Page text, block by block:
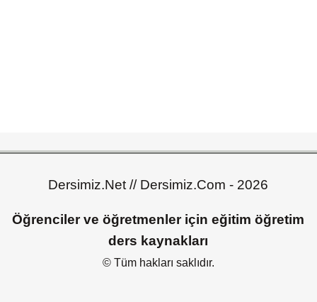
Dersimiz.Net // Dersimiz.Com - 2026
Öğrenciler ve öğretmenler için eğitim öğretim
ders kaynakları
© Tüm hakları saklıdır.